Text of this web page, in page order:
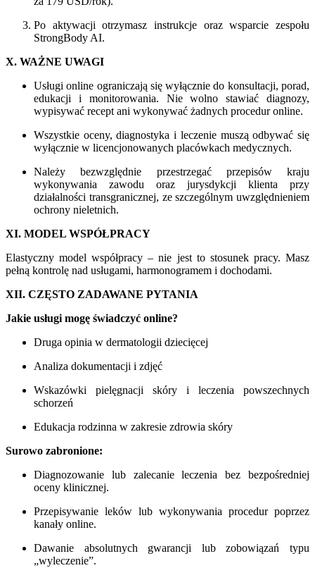
Po aktywacji otrzymasz instrukcje oraz wsparcie zespołu
StrongBody AI.
X. WAŻNE UWAGI
Usługi online ograniczają się wyłącznie do konsultacji, porad,
edukacji i monitorowania. Nie wolno stawiać diagnozy,
wypisywać recept ani wykonywać żadnych procedur online.
Wszystkie oceny, diagnostyka i leczenie muszą odbywać się
wyłącznie w licencjonowanych placówkach medycznych.
Należy bezwzględnie przestrzegać przepisów kraju
wykonywania zawodu oraz jurysdykcji klienta przy
działalności transgranicznej, ze szczególnym uwzględnieniem
ochrony nieletnich.
XI. MODEL WSPÓŁPRACY
Elastyczny model współpracy – nie jest to stosunek pracy. Masz
pełną kontrolę nad usługami, harmonogramem i dochodami.
XII. CZĘSTO ZADAWANE PYTANIA
Jakie usługi mogę świadczyć online?
Druga opinia w dermatologii dziecięcej
Analiza dokumentacji i zdjęć
Wskazówki pielęgnacji skóry i leczenia powszechnych
schorzeń
Edukacja rodzinna w zakresie zdrowia skóry
Surowo zabronione:
Diagnozowanie lub zalecanie leczenia bez bezpośredniej
oceny klinicznej.
Przepisywanie leków lub wykonywania procedur poprzez
kanały online.
Dawanie absolutnych gwarancji lub zobowiązań typu
„wyleczenie”.